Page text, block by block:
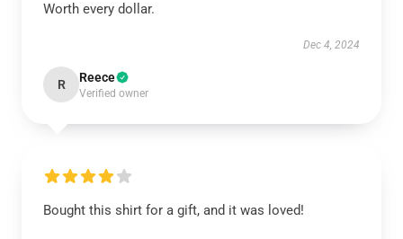
Worth every dollar.
Dec 4, 2024
R Reece
Verified owner
Bought this shirt for a gift, and it was loved!